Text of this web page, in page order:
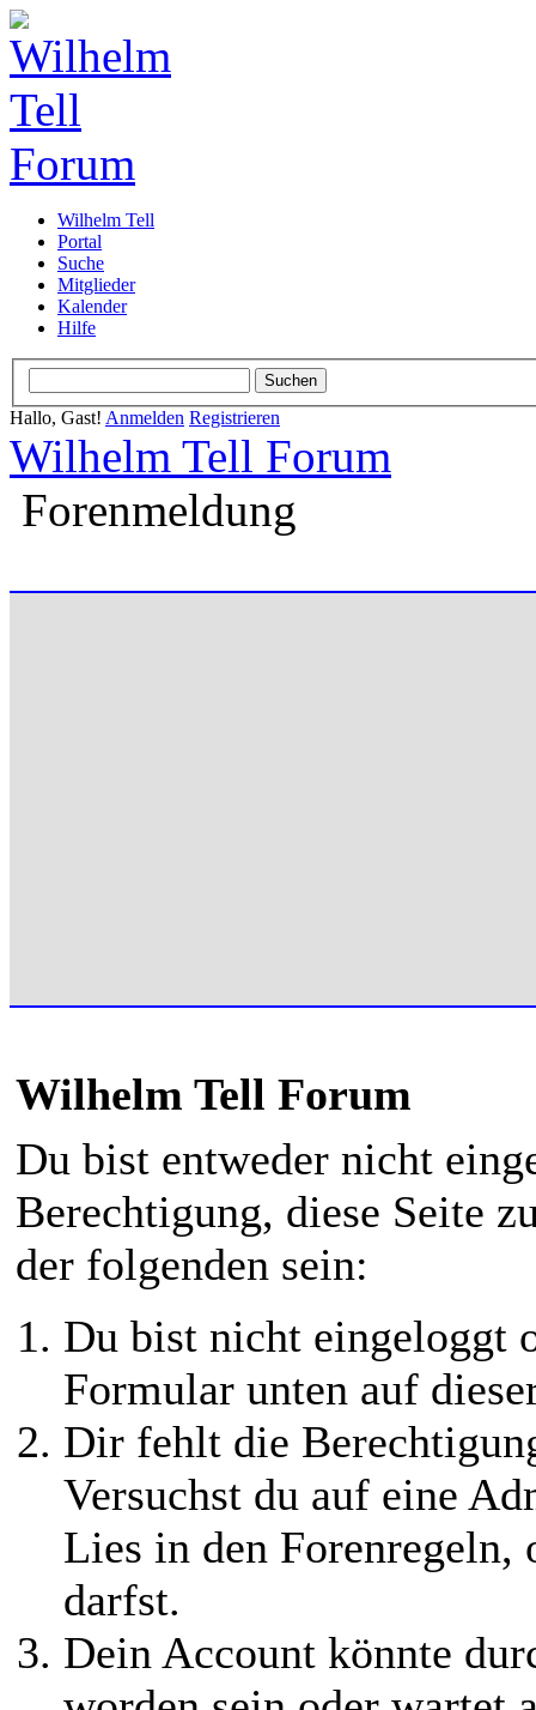
Wilhelm Tell
Portal
Suche
Mitglieder
Kalender
Hilfe
Hallo, Gast! Anmelden Registrieren
Wilhelm Tell Forum
Forenmeldung
Wilhelm Tell Forum
Du bist entweder nicht
Berechtigung, diese Seite
der folgenden sein:
Du bist nicht eingeloggt
Formular unten auf
Dir fehlt die
Versuchst du auf eine
Lies in den Forenregeln,
darfst.
Dein Account könnte